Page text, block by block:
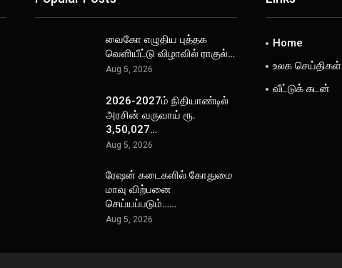
வைகோ எழுதிய புத்தக
வெளியீட்டு விழாவில் ராகுல்…
Aug 5, 2026
2026-2027ம் நிதியாண்டில்
அரசின் வருவாய் ரூ.
3,50,027…
Aug 5, 2026
ரேஷன் கடைகளில் கோதுமை
மாவு விற்பனை
செய்யப்படும்……
Aug 5, 2026
Home
உலக செய்திகள்
வீட்டுக் கடன்